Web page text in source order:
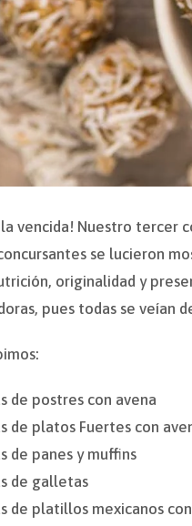
vencida! Nuestro tercer
se lucieron
originalidad y
pues todas se veían
de postres con avena
de platos Fuertes con
de panes y muffins
de galletas
de platillos mexicanos